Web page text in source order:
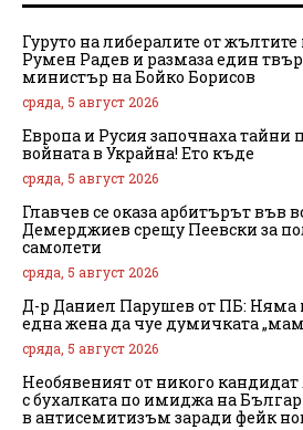
Гуруто на либералите от
Румен Радев и размаза един
министър на Бойко Борисов
сряда, 5 август 2026
Европа и Русия започнаха тайни
войната в Украйна! Ето къде
сряда, 5 август 2026
Главчев се оказа арбитърът във
Демерджиев срещу Пеевски за
самолети
сряда, 5 август 2026
Д-р Даниел Парушев от ПБ: Няма
една жена да чуе думичката
сряда, 5 август 2026
Необявеният от никого
с бухалката по имиджа на
в антисемитизъм заради фейк